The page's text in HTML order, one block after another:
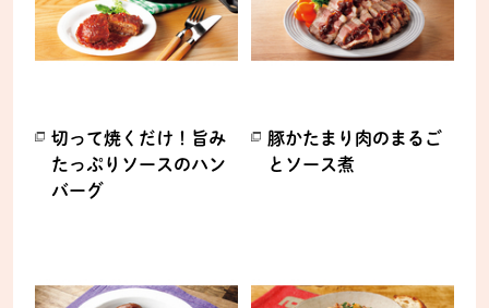
切って焼くだけ！旨み
たっぷりソースのハン
バーグ
豚かたまり肉のまるご
とソース煮